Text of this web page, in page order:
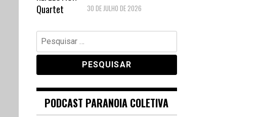
30 DE JULHO DE 2026
Pesquisar
por:
PODCAST PARANOIA COLETIVA